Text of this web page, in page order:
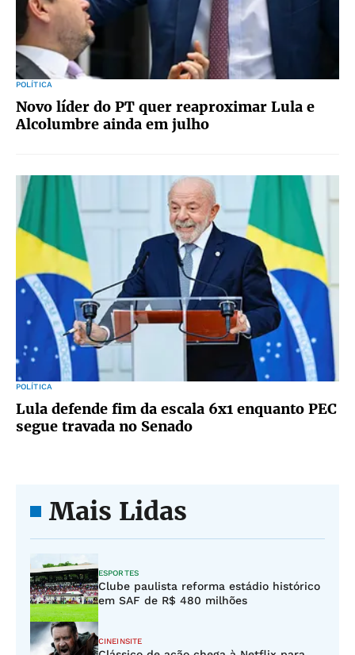
POLÍTICA
Novo líder do PT quer reaproximar Lula e
Alcolumbre ainda em julho
POLÍTICA
Lula defende fim da escala 6x1 enquanto PEC
segue travada no Senado
Mais Lidas
ESPORTES
Clube paulista reforma estádio histórico
em SAF de R$ 480 milhões
CINEINSITE